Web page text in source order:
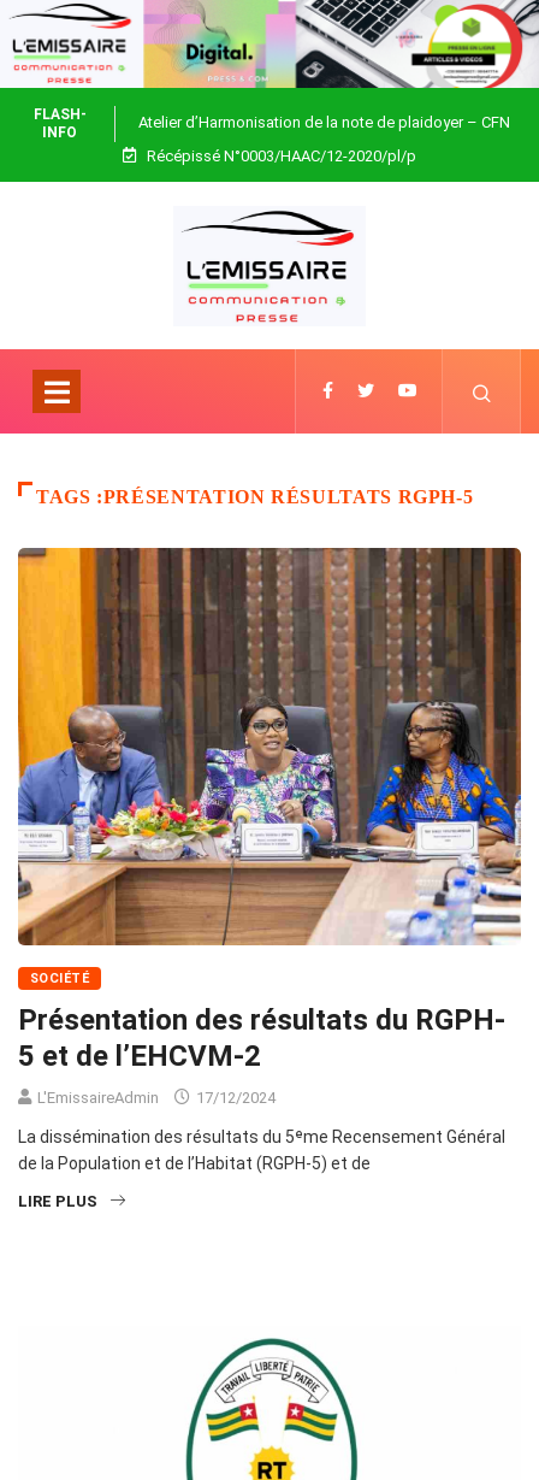
FLASH-
INFO
Atelier d’Harmonisation de la note de plaidoyer – CFN
Togo
Récépissé N°0003/HAAC/12-2020/pl/p
TAGS :PRÉSENTATION RÉSULTATS RGPH-5
SOCIÉTÉ
Présentation des résultats du RGPH-
5 et de l’EHCVM-2
L'EmissaireAdmin 17/12/2024
La dissémination des résultats du 5ᵉme Recensement Général
de la Population et de l’Habitat (RGPH-5) et de
LIRE PLUS